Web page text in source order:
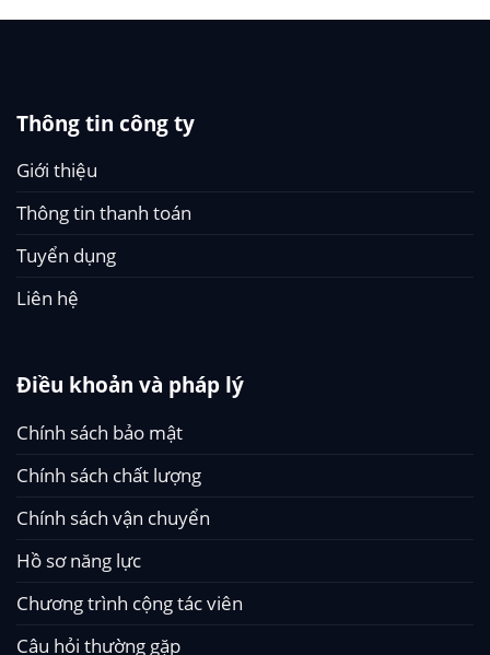
Thông tin công ty
Giới thiệu
Thông tin thanh toán
Tuyển dụng
Liên hệ
Điều khoản và pháp lý
Chính sách bảo mật
Chính sách chất lượng
Chính sách vận chuyển
Hồ sơ năng lực
Chương trình cộng tác viên
Câu hỏi thường gặp